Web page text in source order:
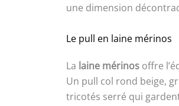
une dimension
Le pull en laine mérinos
La laine mérinos offre
Un pull col rond beige,
tricotés serré qui